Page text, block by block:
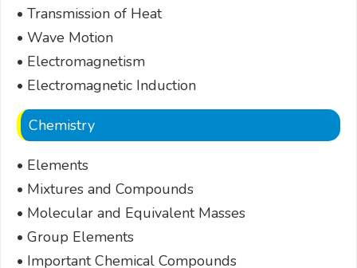
• Transmission of Heat
• Wave Motion
• Electromagnetism
• Electromagnetic Induction
Chemistry
• Elements
• Mixtures and Compounds
• Molecular and Equivalent Masses
• Group Elements
• Important Chemical Compounds